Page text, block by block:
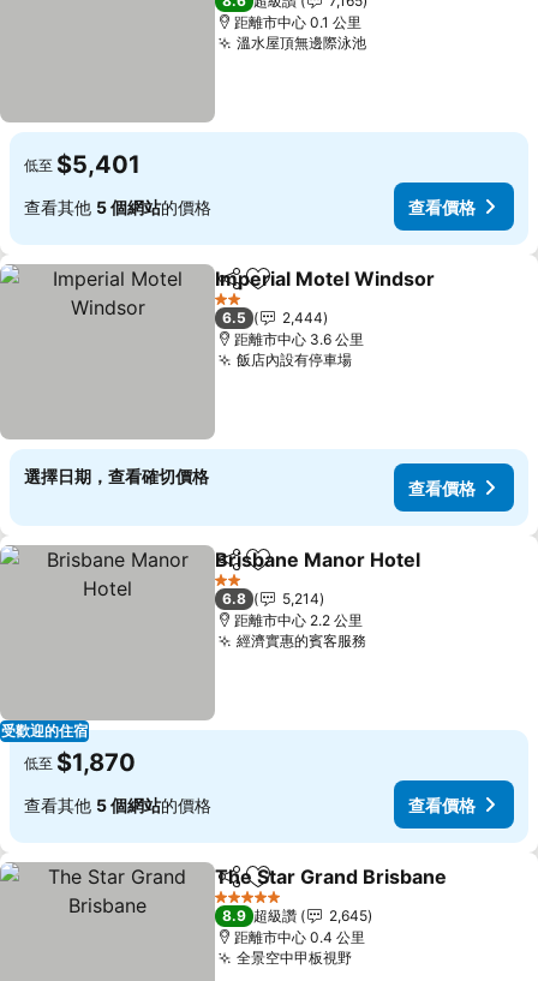
距離市中心 0.1 公里
溫水屋頂無邊際泳池
低至 $5,401
查看其他 5 個網站的價格 查看價格
分享 加入我的最愛
Imperial Motel Windsor
2 星級
6.5
2,444
距離市中心 3.6 公里
飯店內設有停車場
選擇日期，查看確切價格
查看價格
受歡迎的住宿
分享 加入我的最愛
Brisbane Manor Hotel
2 星級
6.8
5,214
距離市中心 2.2 公里
經濟實惠的賓客服務
低至 $1,870
查看其他 5 個網站的價格 查看價格
分享 加入我的最愛
The Star Grand Brisbane
5 星級
8.9 超級讚
2,645
距離市中心 0.4 公里
全景空中甲板視野